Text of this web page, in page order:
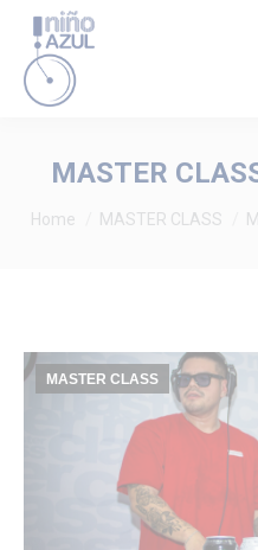
MASTER
You are here:
Home MASTER CLASS
MASTER CLASS